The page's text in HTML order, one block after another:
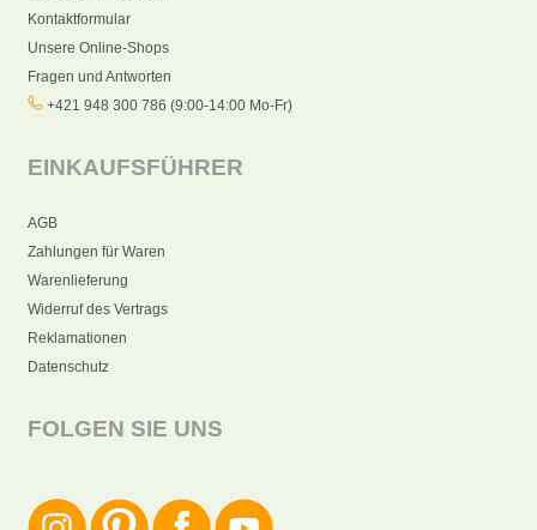
Kontaktformular
Unsere Online-Shops
Fragen und Antworten
+421 948 300 786 (9:00-14:00 Mo-Fr)
EINKAUFSFÜHRER
AGB
Zahlungen für Waren
Warenlieferung
Widerruf des Vertrags
Reklamationen
Datenschutz
FOLGEN SIE UNS